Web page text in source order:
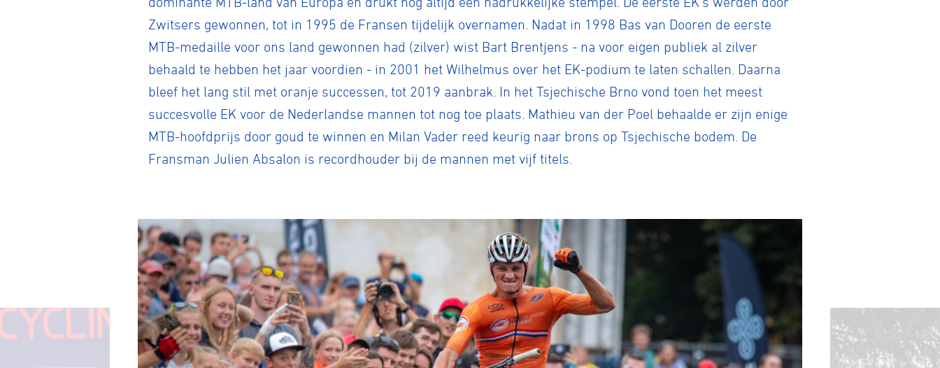
Zwitsers gewonnen, tot in 1995 de Fransen tijdelijk overnamen. Nadat in 1998 Bas van Dooren de eerste
MTB-medaille voor ons land gewonnen had (zilver) wist Bart Brentjens - na voor eigen publiek al zilver
behaald te hebben het jaar voordien - in 2001 het Wilhelmus over het EK-podium te laten schallen. Daarna
bleef het lang stil met oranje successen, tot 2019 aanbrak. In het Tsjechische Brno vond toen het meest
succesvolle EK voor de Nederlandse mannen tot nog toe plaats. Mathieu van der Poel behaalde er zijn enige
MTB-hoofdprijs door goud te winnen en Milan Vader reed keurig naar brons op Tsjechische bodem. De
Fransman Julien Absalon is recordhouder bij de mannen met vijf titels.